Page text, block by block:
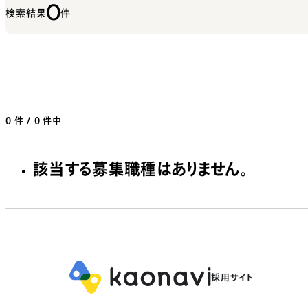
検索結果0件
0 件 / 0 件中
該当する募集職種はありません。